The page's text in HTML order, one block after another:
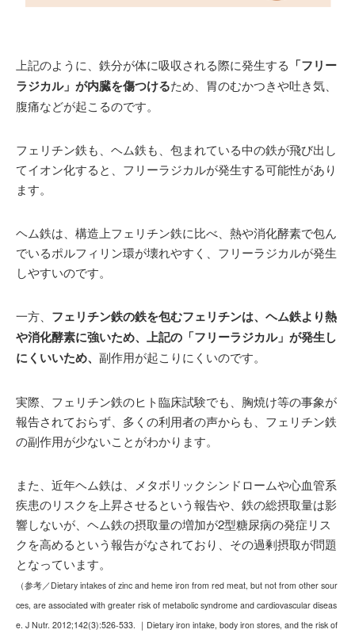
上記のように、鉄分が体に吸収される際に発生する 「フリー
ラジカル」が内臓を傷つけるため、胃のむかつきや吐き気、
腹痛などが起こるのです。
フェリチン鉄も、ヘム鉄も、包まれている中の鉄が飛び出し
てイオン化すると、フリーラジカルが発生する可能性があり
ます。
ヘム鉄は、構造上フェリチン鉄に比べ、熱や消化酵素で包ん
でいるポルフィリン環が壊れやすく、フリーラジカルが発生
しやすいのです。
一方、 フェリチン鉄の鉄を包むフェリチンは、ヘム鉄より熱
や消化酵素に強いため、上記の「フリーラジカル」が発生し
にくいいため、 副作用が起こりにくいのです。
実際、フェリチン鉄のヒト臨床試験でも、胸焼け等の事象が
報告されておらず、多くの利用者の声からも、フェリチン鉄
の副作用が少ないことがわかります。
また、近年ヘム鉄は、メタボリックシンドロームや心血管系
疾患のリスクを上昇させるという報告や、鉄の総摂取量は影
響しないが、ヘム鉄の摂取量の増加が2型糖尿病の発症リス
クを高めるという報告がなされており、その過剰摂取が問題
となっています。
（参考／Dietary intakes of zinc and heme iron from red meat, but not from other sour
ces, are associated with greater risk of metabolic syndrome and cardiovascular diseas
e. J Nutr. 2012;142(3):526-533.
｜ Dietary iron intake, body iron stores, and the risk of